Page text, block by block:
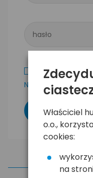
hasło
Zapamiętaj
Nie pamiętam
Właściciel
o.o.,
cookies:
na